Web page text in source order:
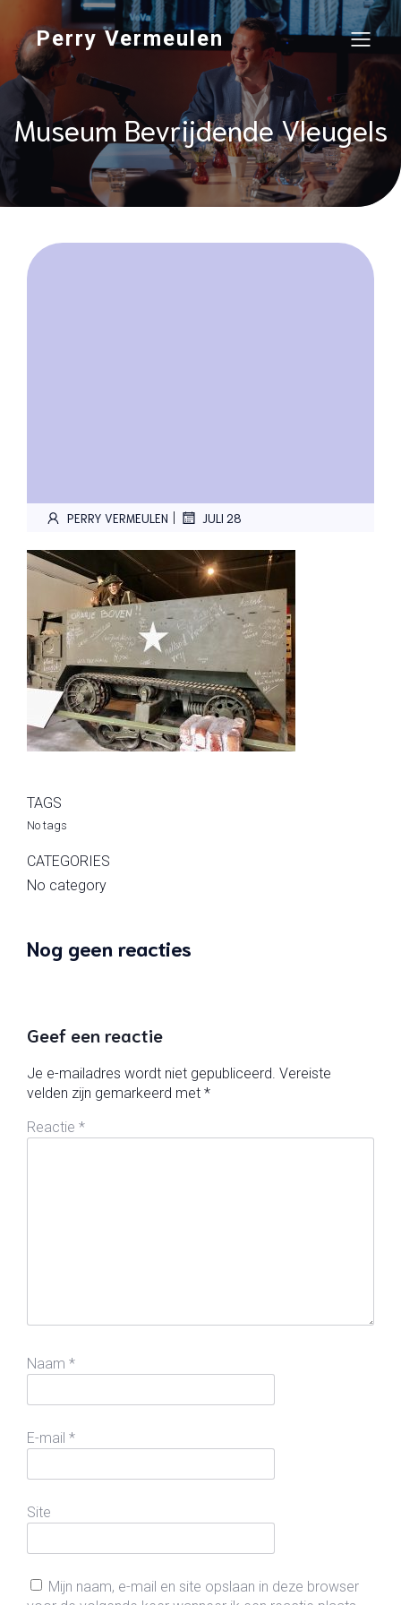
Perry Vermeulen
Museum Bevrijdende Vleugels
PERRY VERMEULEN | JULI 28
TAGS
No tags
CATEGORIES
No category
Nog geen reacties
Geef een reactie
Je e-mailadres wordt niet gepubliceerd. Vereiste
velden zijn gemarkeerd met *
Reactie *
Naam *
E-mail *
Site
Mijn naam, e-mail en site opslaan in deze browser